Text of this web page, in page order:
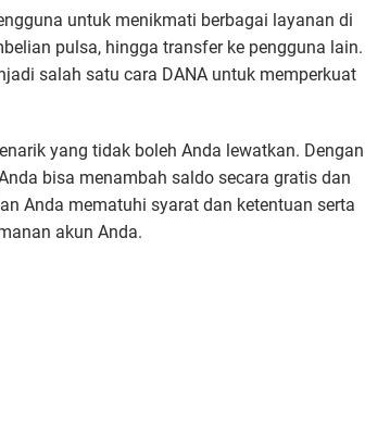
untuk menikmati berbagai layanan di
pulsa, hingga transfer ke pengguna lain.
salah satu cara DANA untuk memperkuat
yang tidak boleh Anda lewatkan. Dengan
bisa menambah saldo secara gratis dan
Anda mematuhi syarat dan ketentuan serta
akun Anda.